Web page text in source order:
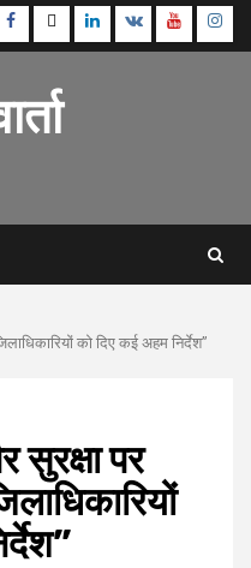
Facebook
TwitterLinkedin
VK Youtube
को दिए कई अहम निर्देश”
सुरक्षा पर